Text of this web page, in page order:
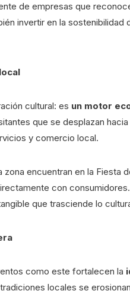
de empresas que
invertir en la sostenibilidad
cultural: es un motor
que se desplazan
y comercio local.
encuentran en la Fiesta
con
que trasciende lo
como este fortalecen la
locales se